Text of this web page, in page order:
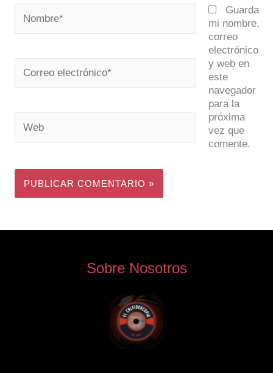
electrónico*
Guarda
mi nombre,
correo
electrónico
y web en
este
navegador
para la
próxima
vez que
comente.
Sobre Nosotros